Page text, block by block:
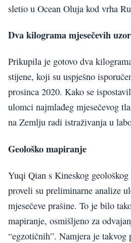
sletio u Ocean Oluja kod vrha
Dva kilograma mjesečevih
Prikupila je gotovo dva
stijene, koji su uspješno
prosinca 2020. Kako se
ulomci najmlađeg mjesečevog
na Zemlju radi istraživanja u
Geološko mapiranje
Yuqi Qian s Kineskog
proveli su preliminarne analize
mjesečeve prašine. To je bilo
mapiranje, osmišljeno za
“egzotičnih”. Namjera je takvog